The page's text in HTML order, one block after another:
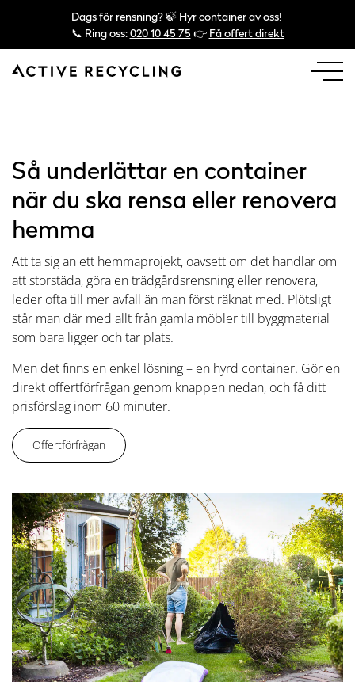
Dags för rensning? 🍃 Hyr container av oss!
📞 Ring oss:020 10 45 75 👉 Få offert direkt
Så underlättar en container
när du ska rensa eller renovera
hemma
Att ta sig an ett hemmaprojekt, oavsett om det handlar om
att storstäda, göra en trädgårdsrensning eller renovera,
leder ofta till mer avfall än man först räknat med. Plötsligt
står man där med allt från gamla möbler till byggmaterial
som bara ligger och tar plats.
Men det finns en enkel lösning – en hyrd container. Gör en
direkt offertförfrågan genom knappen nedan, och få ditt
prisförslag inom 60 minuter.
Offertförfrågan